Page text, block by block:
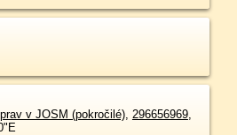
v JOSM (pokročilé), 296656969,